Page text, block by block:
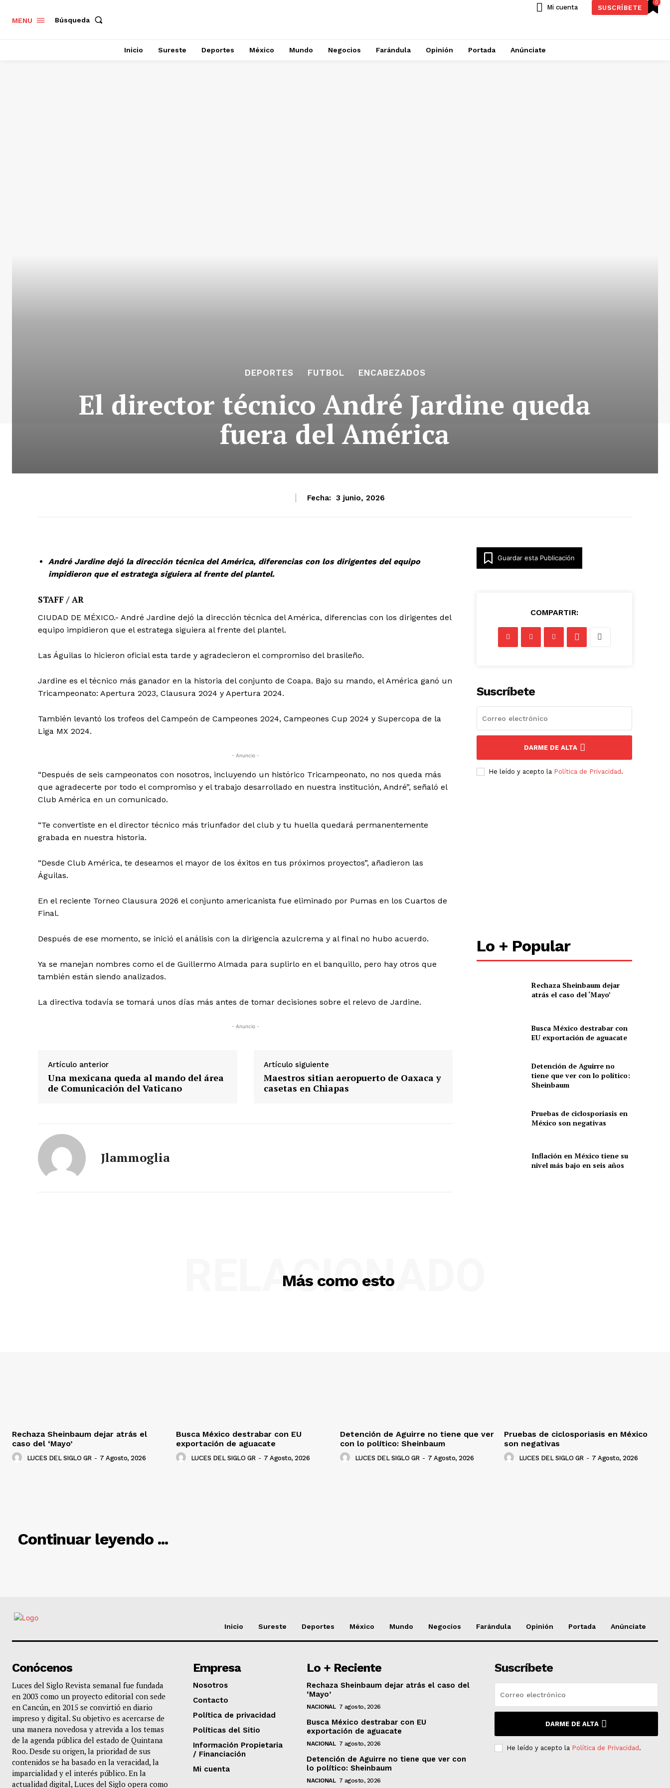
MENU Búsqueda
0
Mi cuenta SUSCRÍBETE
Inicio Sureste Deportes México Mundo Negocios Farándula Opinión Portada Anúnciate
DEPORTES FUTBOL ENCABEZADOS
El director técnico André Jardine queda
fuera del América
Fecha: 3 junio, 2026
André Jardine dejó la dirección técnica del América, diferencias con los dirigentes del equipo
impidieron que el estratega siguiera al frente del plantel.
STAFF / AR
CIUDAD DE MÉXICO.- André Jardine dejó la dirección técnica del América, diferencias con los dirigentes del
equipo impidieron que el estratega siguiera al frente del plantel.
Las Águilas lo hicieron oficial esta tarde y agradecieron el compromiso del brasileño.
Jardine es el técnico más ganador en la historia del conjunto de Coapa. Bajo su mando, el América ganó un
Tricampeonato: Apertura 2023, Clausura 2024 y Apertura 2024.
También levantó los trofeos del Campeón de Campeones 2024, Campeones Cup 2024 y Supercopa de la
Liga MX 2024.
- Anuncio -
“Después de seis campeonatos con nosotros, incluyendo un histórico Tricampeonato, no nos queda más
que agradecerte por todo el compromiso y el trabajo desarrollado en nuestra institución, André”, señaló el
Club América en un comunicado.
“Te convertiste en el director técnico más triunfador del club y tu huella quedará permanentemente
grabada en nuestra historia.
“Desde Club América, te deseamos el mayor de los éxitos en tus próximos proyectos”, añadieron las
Águilas.
En el reciente Torneo Clausura 2026 el conjunto americanista fue eliminado por Pumas en los Cuartos de
Final.
Después de ese momento, se inició el análisis con la dirigencia azulcrema y al final no hubo acuerdo.
Ya se manejan nombres como el de Guillermo Almada para suplirlo en el banquillo, pero hay otros que
también están siendo analizados.
La directiva todavía se tomará unos días más antes de tomar decisiones sobre el relevo de Jardine.
- Anuncio -
Artículo anterior
Una mexicana queda al mando del área
de Comunicación del Vaticano
Artículo siguiente
Maestros sitian aeropuerto de Oaxaca y
casetas en Chiapas
Jlammoglia
Guardar esta Publicación
COMPARTIR:
Suscríbete
DARME DE ALTA
He leído y acepto la Política de Privacidad.
Lo + Popular
Rechaza Sheinbaum dejar
atrás el caso del ‘Mayo’
Busca México destrabar con
EU exportación de aguacate
Detención de Aguirre no
tiene que ver con lo político:
Sheinbaum
Pruebas de ciclosporiasis en
México son negativas
Inflación en México tiene su
nivel más bajo en seis años
Más como esto
RELACIONADO
Rechaza Sheinbaum dejar atrás el
caso del ‘Mayo’
LUCES DEL SIGLO GR - 7 Agosto, 2026
Busca México destrabar con EU
exportación de aguacate
LUCES DEL SIGLO GR - 7 Agosto, 2026
Detención de Aguirre no tiene que ver
con lo político: Sheinbaum
LUCES DEL SIGLO GR - 7 Agosto, 2026
Pruebas de ciclosporiasis en México
son negativas
LUCES DEL SIGLO GR - 7 Agosto, 2026
Continuar leyendo ...
RELACIONADO
Inicio Sureste Deportes México Mundo Negocios Farándula Opinión Portada Anúnciate
Conócenos
Luces del Siglo Revista semanal fue fundada
en 2003 como un proyecto editorial con sede
en Cancún, en 2015 se convirtió en diario
impreso y digital. Su objetivo es acercarse de
una manera novedosa y atrevida a los temas
de la agenda pública del estado de Quintana
Roo. Desde su origen, la prioridad de sus
contenidos se ha basado en la veracidad, la
imparcialidad y el interés público. En la
actualidad digital, Luces del Siglo opera como
Empresa
Nosotros
Contacto
Política de privacidad
Políticas del Sitio
Información Propietaria
/ Financiación
Mi cuenta
Lo + Reciente
Rechaza Sheinbaum dejar atrás el caso del
‘Mayo’
NACIONAL 7 agosto, 2026
Busca México destrabar con EU
exportación de aguacate
NACIONAL 7 agosto, 2026
Detención de Aguirre no tiene que ver con
lo político: Sheinbaum
NACIONAL 7 agosto, 2026
Suscríbete
DARME DE ALTA
He leído y acepto la Política de Privacidad .